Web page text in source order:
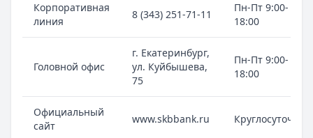
Корпоративная
линия
8 (343) 251-71-11
Пн-Пт 9:00-
18:00
Головной офис
г. Екатеринбург,
ул. Куйбышева,
75
Пн-Пт 9:00-
18:00
Официальный
сайт
www.skbbank.ru Круглосуточно